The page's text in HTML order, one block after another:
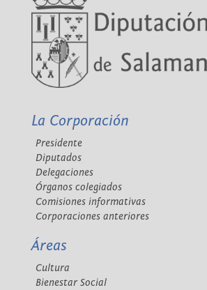
La Corporación
Presidente
Diputados
Delegaciones
Órganos colegiados
Comisiones informativas
Corporaciones anteriores
Áreas
Cultura
Bienestar Social